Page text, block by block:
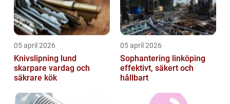
05 april 2026
Knivslipning lund
skarpare vardag och
säkrare kök
05 april 2026
Sophantering linköping
effektivt, säkert och
hållbart